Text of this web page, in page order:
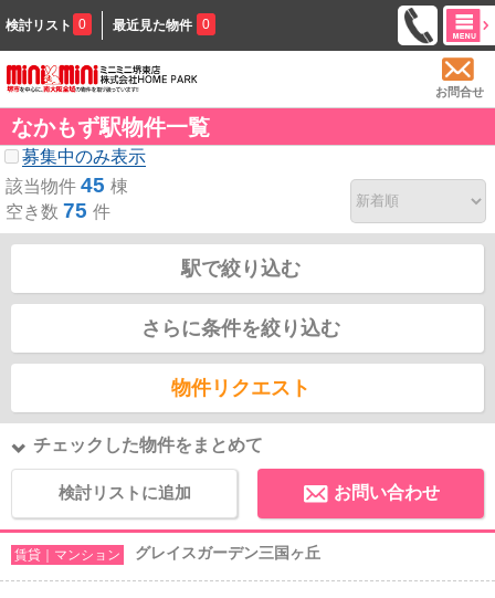
検討リスト 0 最近見た物件 0
お問合せ
なかもず駅物件一覧
募集中のみ表示
該当物件 45 棟
空き数 75 件
駅で絞り込む
さらに条件を絞り込む
物件リクエスト
チェックした物件をまとめて
検討リストに追加 お問い合わせ
賃貸｜マンション グレイスガーデン三国ヶ丘